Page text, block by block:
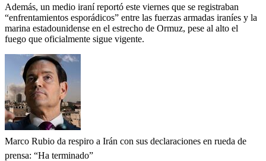
Además, un medio iraní reportó este viernes que se registraban
“enfrentamientos esporádicos” entre las fuerzas armadas iraníes y la
marina estadounidense en el estrecho de Ormuz, pese al alto el
fuego que oficialmente sigue vigente.
Marco Rubio da respiro a Irán con sus declaraciones en rueda de
prensa: “Ha terminado”